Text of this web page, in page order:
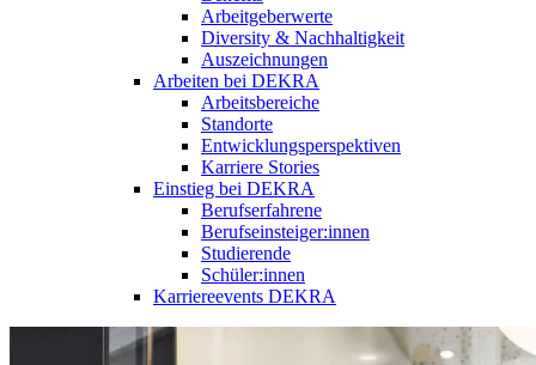
Arbeitgeberwerte
Diversity & Nachhaltigkeit
Auszeichnungen
Arbeiten bei DEKRA
Arbeitsbereiche
Standorte
Entwicklungsperspektiven
Karriere Stories
Einstieg bei DEKRA
Berufserfahrene
Berufseinsteiger:innen
Studierende
Schüler:innen
Karriereevents DEKRA